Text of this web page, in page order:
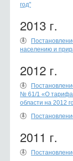
год"
2013 г.
населению и
2012 г.
№ 61/1 «О
области на 2012
2011 г.